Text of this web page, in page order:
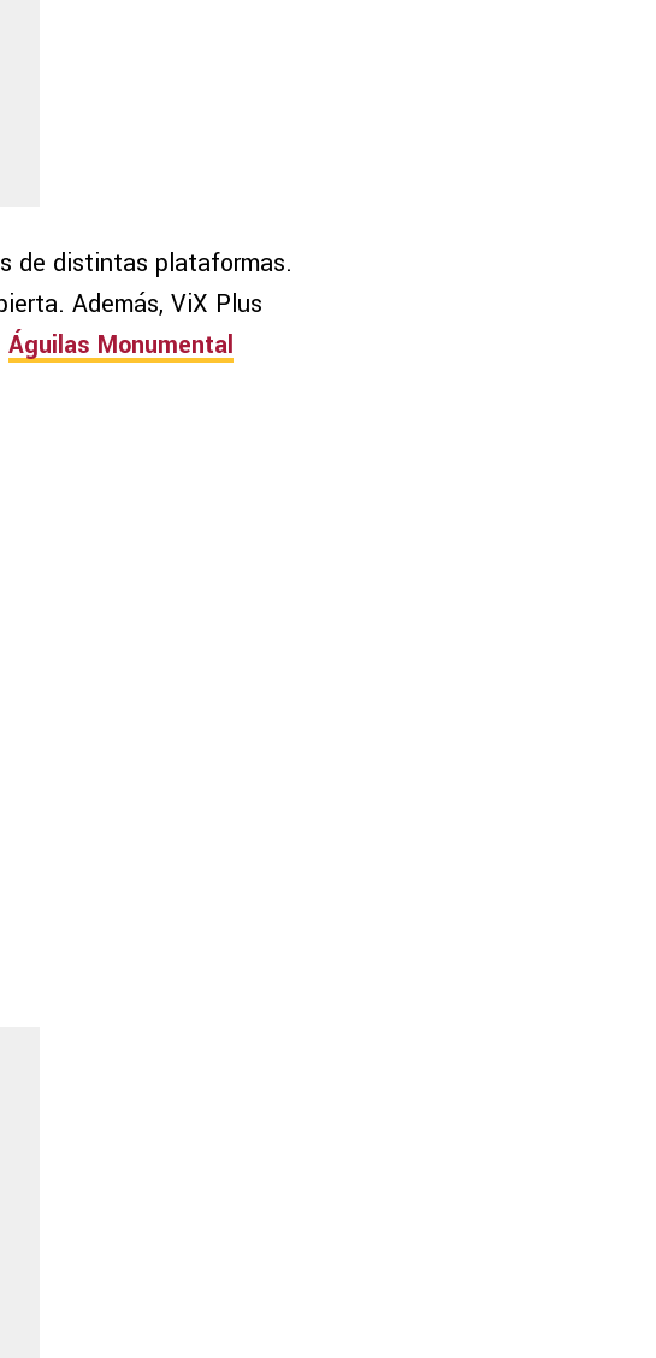
de distintas plataformas.
Además, ViX Plus
Águilas Monumental